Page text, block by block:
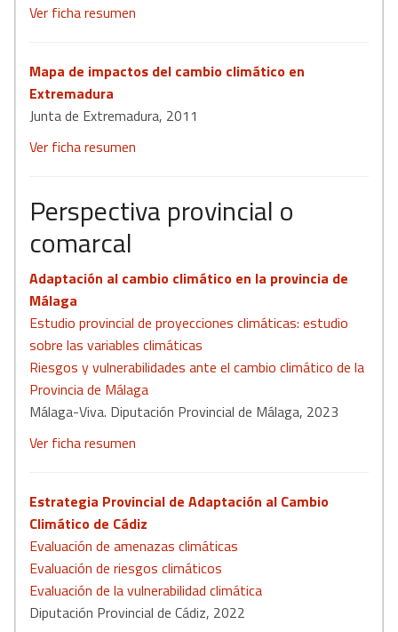
Ver ficha resumen
Mapa de impactos del cambio climático en
Extremadura
Junta de Extremadura, 2011
Ver ficha resumen
Perspectiva provincial o
comarcal
Adaptación al cambio climático en la provincia de
Málaga
Estudio provincial de proyecciones climáticas: estudio
sobre las variables climáticas
Riesgos y vulnerabilidades ante el cambio climático de la
Provincia de Málaga
Málaga-Viva. Diputación Provincial de Málaga, 2023
Ver ficha resumen
Estrategia Provincial de Adaptación al Cambio
Climático de Cádiz
Evaluación de amenazas climáticas
Evaluación de riesgos climáticos
Evaluación de la vulnerabilidad climática
Diputación Provincial de Cádiz, 2022